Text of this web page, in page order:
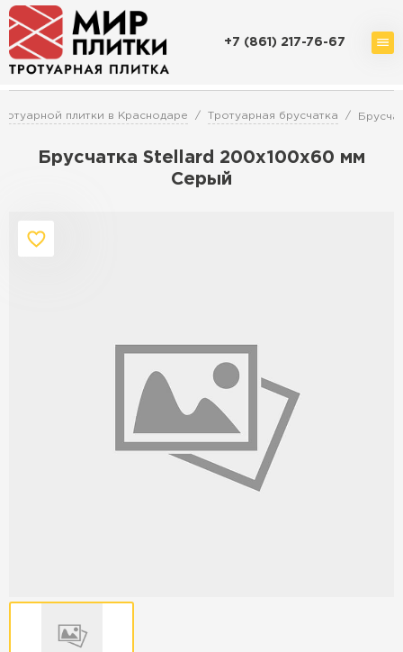
+7 (861) 217-76-67
плитки в Краснодаре Тротуарная брусчатка
Брусчатка Stellard 200х100х60 мм
Серый
Продажа бордюров в
Краснодаре
ПЕРЕЙТИ